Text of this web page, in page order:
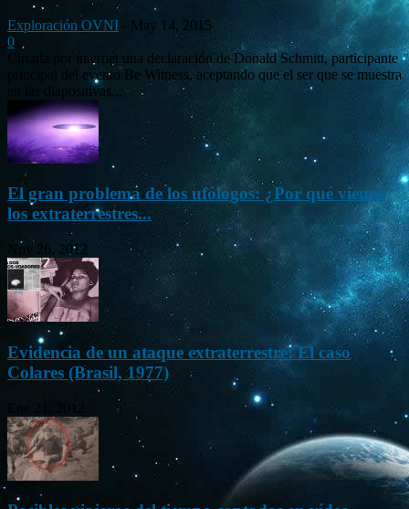
Exploración OVNI - May 14, 2015
0
Circula por internet una declaración de Donald Schmitt, participante
principal del evento Be Witness, aceptando que el ser que se muestra
en las diapositivas...
El gran problema de los ufólogos: ¿Por qué vienen
los extraterrestres...
Nov 26, 2012
Evidencia de un ataque extraterrestre: El caso
Colares (Brasil, 1977)
Ene 21, 2012